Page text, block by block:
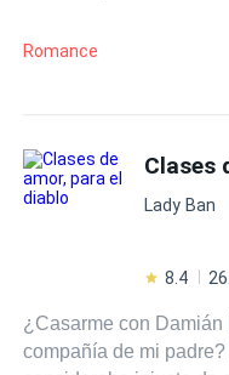
tenía en mente cuando
extremo del país, para
cosas más, nuevas
todo, algo sobre lo que
Romance
Clases
Lady Ban
8.4
¿Casarme con
compañía de mi